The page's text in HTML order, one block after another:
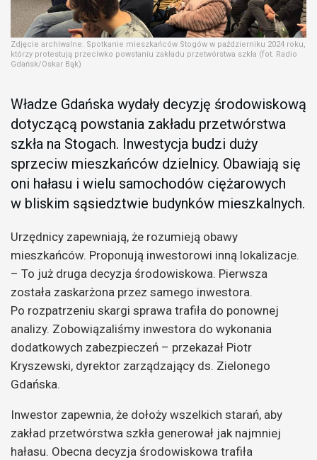
Zdjęcie archiwalne. Spotkanie mieszkańców Stogów w październiku 2024 roku,
którzy protestują przeciwko powstaniu zakładu przetwórstwa szkła (fot. Radio
Gdańsk/Oskar Bąk)
Władze Gdańska wydały decyzję środowiskową
dotyczącą powstania zakładu przetwórstwa
szkła na Stogach. Inwestycja budzi duży
sprzeciw mieszkańców dzielnicy. Obawiają się
oni hałasu i wielu samochodów ciężarowych
w bliskim sąsiedztwie budynków mieszkalnych.
Urzędnicy zapewniają, że rozumieją obawy
mieszkańców. Proponują inwestorowi inną lokalizacje.
– To już druga decyzja środowiskowa. Pierwsza
została zaskarżona przez samego inwestora.
Po rozpatrzeniu skargi sprawa trafiła do ponownej
analizy. Zobowiązaliśmy inwestora do wykonania
dodatkowych zabezpieczeń – przekazał Piotr
Kryszewski, dyrektor zarządzający ds. Zielonego
Gdańska.
Inwestor zapewnia, że dołoży wszelkich starań, aby
zakład przetwórstwa szkła generował jak najmniej
hałasu. Obecna decyzja środowiskowa trafiła